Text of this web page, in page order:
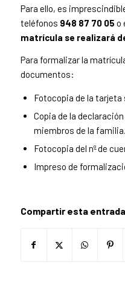
Para ello, es
teléfonos 948 87 70 05 o
matrícula se realizará
Para formalizar la
documentos:
Fotocopia de la
Copia de la
miembros de la familia.
Fotocopia del nº de
Impreso de
Compartir esta entrada